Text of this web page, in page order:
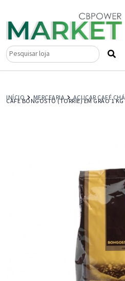
Pesquisar
INÍCIO MERCEARIA AÇUCAR CAFÉ CHÁ
CAFE BONGOSTO (TORRIE) EM GRAO 1 KG